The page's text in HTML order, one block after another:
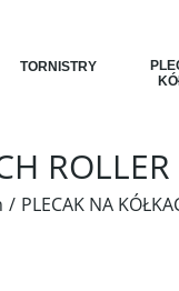
TORNISTRY
PLECAK NA